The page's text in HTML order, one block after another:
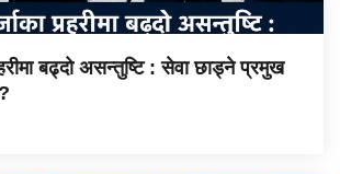
बढ्दो असन्तुष्टि : सेवा छाड्ने प्रमुख